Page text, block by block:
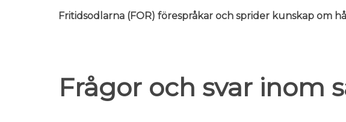
Fritidsodlarna (FOR) förespråkar och sprider kunskap om
Frågor och svar inom